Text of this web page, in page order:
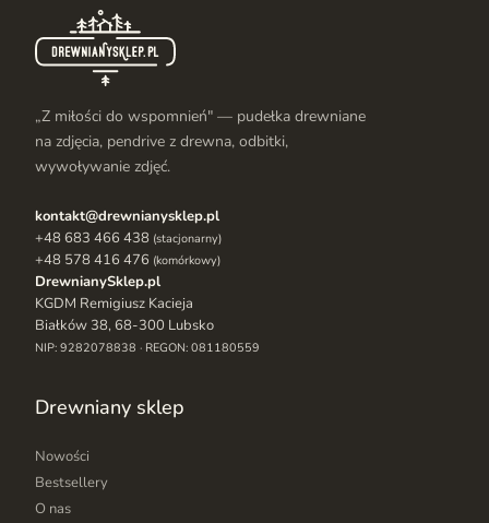
„Z miłości do wspomnień" — pudełka drewniane
na zdjęcia, pendrive z drewna, odbitki,
wywoływanie zdjęć.
kontakt@drewnianysklep.pl
+48 683 466 438 (stacjonarny)
+48 578 416 476 (komórkowy)
DrewnianySklep.pl
KGDM Remigiusz Kacieja
Białków 38, 68-300 Lubsko
NIP: 9282078838 · REGON: 081180559
Drewniany sklep
Nowości
Bestsellery
O nas